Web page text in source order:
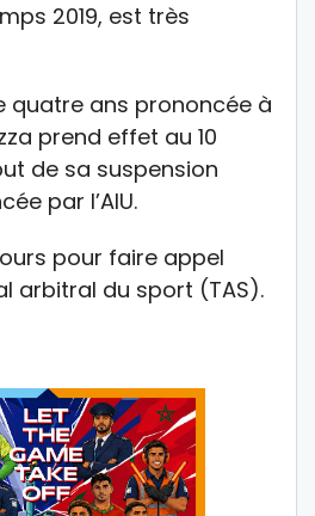
2019, est très
quatre ans prononcée à
prend effet au 10
de sa suspension
par l’AIU.
pour faire appel
arbitral du sport (TAS).